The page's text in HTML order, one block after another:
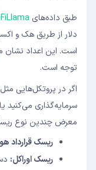
طبق داده‌های
دلار از طریق هک و
است. این اعداد نشان
توجه است.
سرمایه‌گذاری می‌کنید
معرض چندین نوع
ریسک قرارداد
ریسک اوراکل: